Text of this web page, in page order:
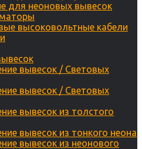
для неоновых вывесок
высоковольтные кабели
вывесок / Световых
вывесок / Световых
вывесок из толстого
вывесок из тонкого неона
вывесок из неонового